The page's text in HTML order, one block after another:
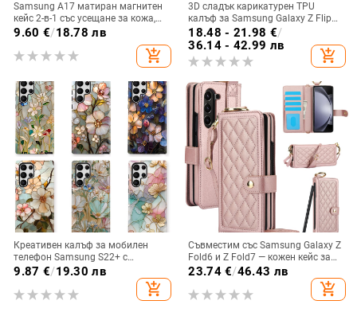
Samsung A17 матиран магнитен
кейс 2-в-1 със усещане за кожа,
удароустойчива обвивка от
червено, лилаво, синьо, черно
9.60 €/18.78 лв
add_shopping_cart
3D сладък карикатурен TPU
калъф за Samsung Galaxy Z Flip
6/3/4, защита срещу изпускане,
корейски стил
18.48 - 21.98 €/
36.14 - 42.99 лв
add_shopping_cart
Креативен калъф за мобилен
телефон Samsung S22+ с
остъклено цвете, защита от
падане, Ultra Film Case за Apple
13
9.87 €/19.30 лв
add_shopping_cart
Съвместим със Samsung Galaxy Z
Fold6 и Z Fold7 — кожен кейс за
телефон с слот за стилус,
сгъваем дизайн, елегантен стил, с
каишка за китката, за дами
23.74€/46.43 лв
add_shopping_cart